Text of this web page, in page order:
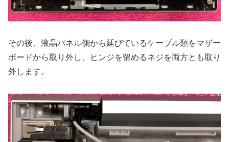
その後、液晶パネル側から延びているケーブル類をマザー
ボードから取り外し、ヒンジを留めるネジを両方とも取り
外します。